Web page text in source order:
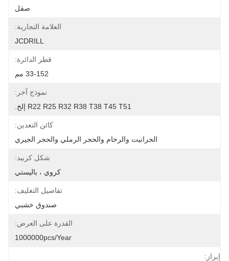
صقل
العلامة التجارية:
JCDRILL
قطر الدائرة:
33-152 مم
نموذج آخر:
R22 R25 R32 R38 T38 T45 T51 إلخ.
كائن التعدين:
الجرانيت والرخام والحجر الرملي والحجر الجيري
شكل كربيد:
كروي ، باليستي
تفاصيل التغليف:
صندوق خشبي
القدرة على العرض:
1000000pcs/year
إبراز: